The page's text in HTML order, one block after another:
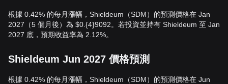
根據 0.42% 的每月漲幅，Shieldeum（SDM）的預測價格在 Jan
2027（5 個月後）為 $0.{4}9092。若投資並持有 Shieldeum 至 Jan
2027 底，預期收益率為 2.12%。
Shieldeum Jun 2027 價格預測
根據 0.42% 的每月漲幅，Shieldeum（SDM）的預測價格在 Jun